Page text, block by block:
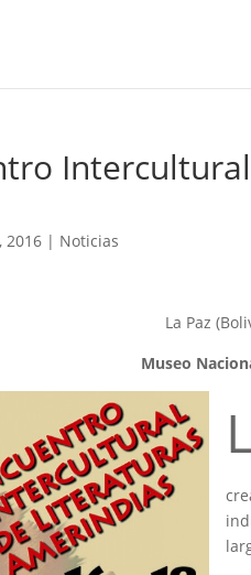
2016 | Noticias
La Paz
Museo
L